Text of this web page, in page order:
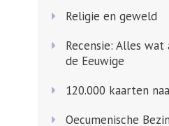
Religie en geweld
Recensie: Alles
de Eeuwige
120.000 kaarten
Oecumenische